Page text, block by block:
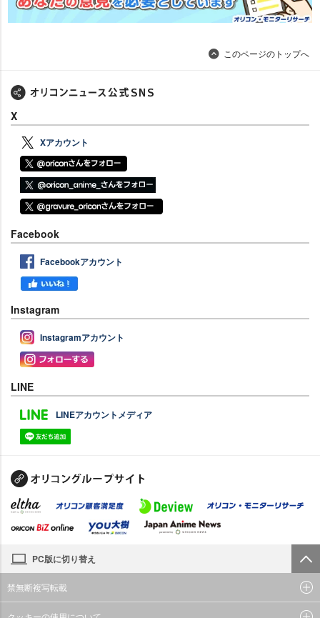
このページのトップへ
X
Xアカウント
Facebook
Facebookアカウント
Instagram
Instagramアカウント
LINE
LINEアカウントメディア
PC版に切り替え
禁無断複写転載